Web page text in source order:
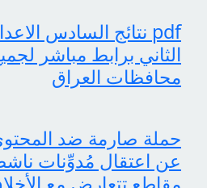
الثاني برابط مباشر
محافظات العراق
حملة صارمة ضد
عن اعتقال مُدوِّنات